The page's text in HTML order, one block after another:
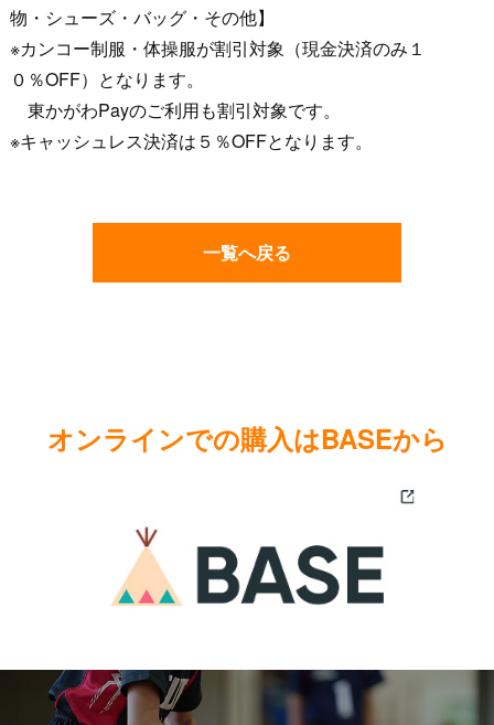
物・シューズ・バッグ・その他】
※カンコー制服・体操服が割引対象（現金決済のみ１
０％OFF）となります。
東かがわPayのご利用も割引対象です。
※キャッシュレス決済は５％OFFとなります。
一覧へ戻る
オンラインでの購入はBASEから